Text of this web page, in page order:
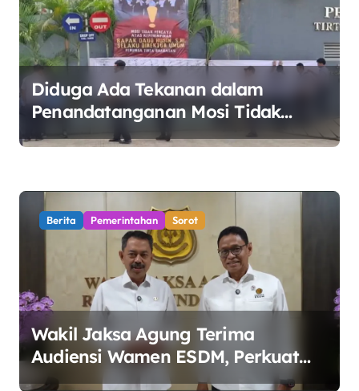
o
s
Diduga Ada Tekanan dalam
Penandatanganan Mosi Tidak
Percaya, Purnabakti Minta Polemik
Berita Pemerintahan Sorot
Wakil Jaksa Agung Terima
Audiensi Wamen ESDM, Perkuat
Sinergi Kawal Tata Kelola Sektor